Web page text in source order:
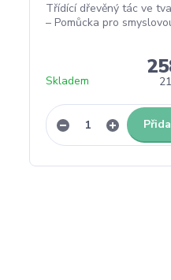
Třídící dřevěný tác ve
– Pomůcka pro
Skladem